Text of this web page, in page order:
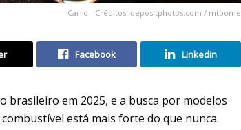
Carro - Créditos: depositphotos.com / mtoome
Facebook Linkedin
brasileiro em 2025, e a busca por modelos
está mais forte do que nunca.